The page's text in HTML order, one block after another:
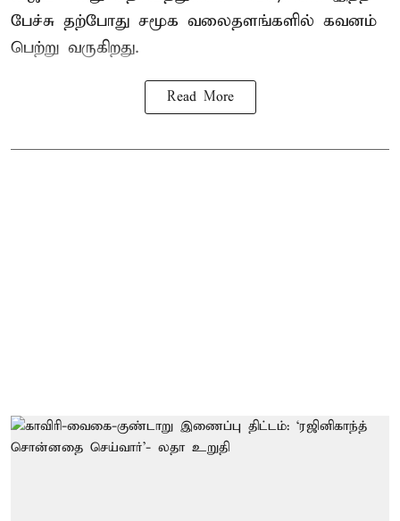
பேச்சு தற்போது சமூக வலைதளங்களில் கவனம்
பெற்று வருகிறது.
Read More